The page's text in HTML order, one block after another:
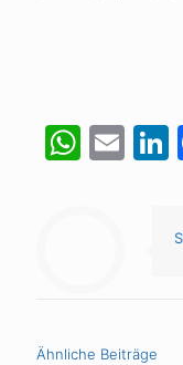
Ähnliche Beiträge